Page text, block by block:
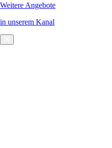
Weitere Angebote
in unserem Kanal